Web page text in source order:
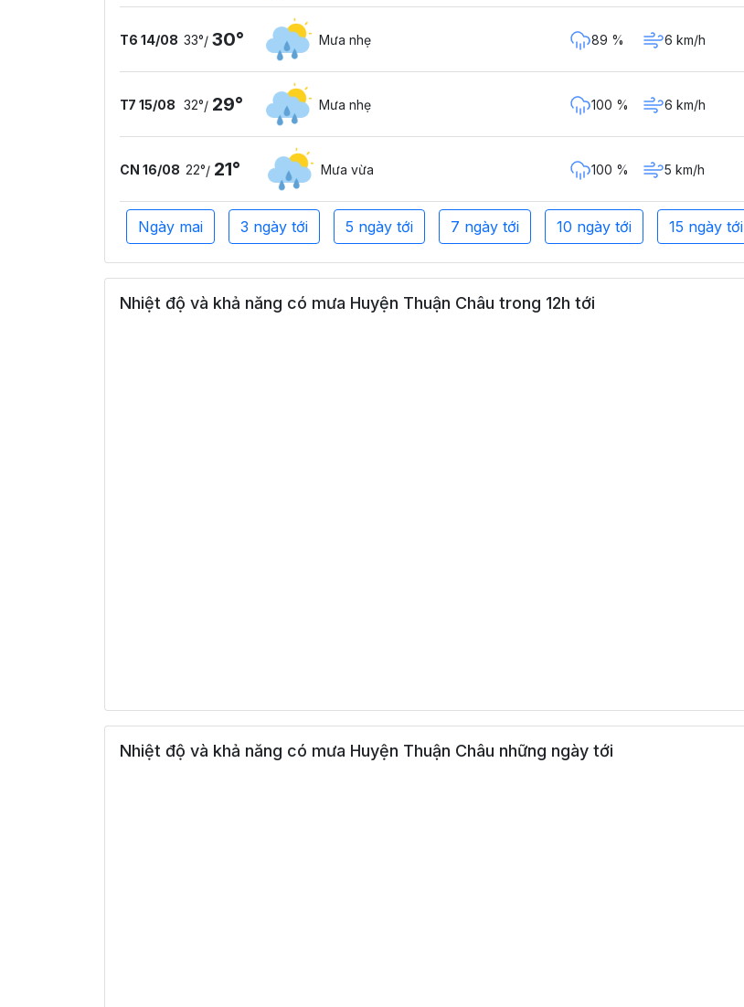
T6 14/08 33°/ 30° Mưa nhẹ 89 % 6 km/h
T7 15/08 32°/ 29° Mưa nhẹ 100 % 6 km/h
CN 16/08 22°/ 21° Mưa vừa 100 % 5 km/h
Ngày mai 3 ngày tới 5 ngày tới 7 ngày tới 10 ngày tới 15 ngày tới
Nhiệt độ và khả năng có mưa Huyện Thuận Châu trong 12h tới
Nhiệt độ và khả năng có mưa Huyện Thuận Châu những ngày tới